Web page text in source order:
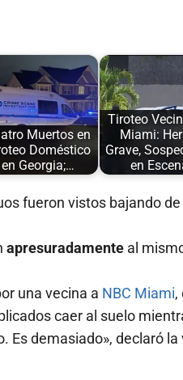
Muertos en
Doméstico
en Georgia;…
Tiroteo
Miami:
Grave,
en
fueron vistos bajando
apresuradamente al
una vecina a NBC Miami,
caer al suelo
Es demasiado», declaró